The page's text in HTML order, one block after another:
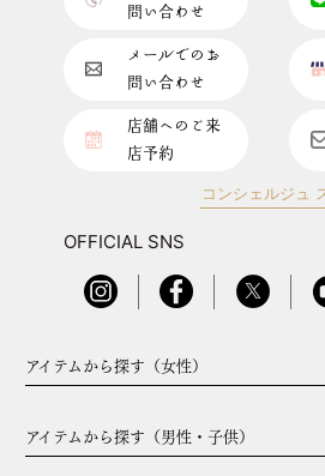
問い合わせ
メールでのお
問い合わせ
店舗へのご来
店予約
コンシェルジュ
OFFICIAL SNS
アイテムから探す（女性）
アイテムから探す（男性・子供）